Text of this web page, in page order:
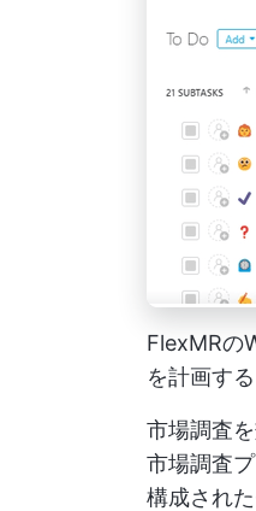
FlexMRの
を計画する
市場調査
市場調査
構成され